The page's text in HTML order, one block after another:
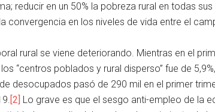
reducir en un 50% la pobreza rural en todas
convergencia en los niveles de vida entre el
rural se viene deteriorando. Mientras en el
“centros poblados y rural disperso” fue de
desocupados pasó de 290 mil en el primer
[2] Lo grave es que el sesgo anti-empleo de la